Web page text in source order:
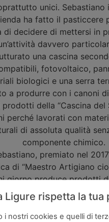
unici. Sebastiano
ha fatto il pasticcere
di decidere di mettersi in
davvero
una cascina
fotovoltaico,
biologici e una serra
a produrre con i canoni
della “Cascina del
perché lavorati con
di assoluta qualità
componente chimico.
premiato nel
di “Maestro Artigiano
giorno produce prodotti
anche i presidi Slow
il Chinotto di Savona
di Cengio.
Ligure rispetta la tua
i nostri cookies e quelli di